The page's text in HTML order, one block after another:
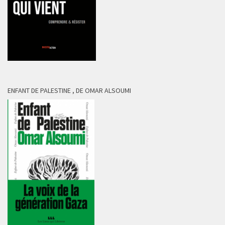
ENFANT DE PALESTINE , DE OMAR ALSOUMI